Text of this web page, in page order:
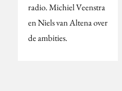
radio. Michiel Veenstra
en Niels van Altena over
de ambities.